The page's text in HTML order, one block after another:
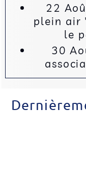
22
plein air
le
30